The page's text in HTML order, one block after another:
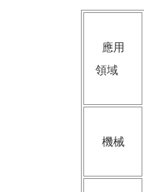
應用
領域
機械